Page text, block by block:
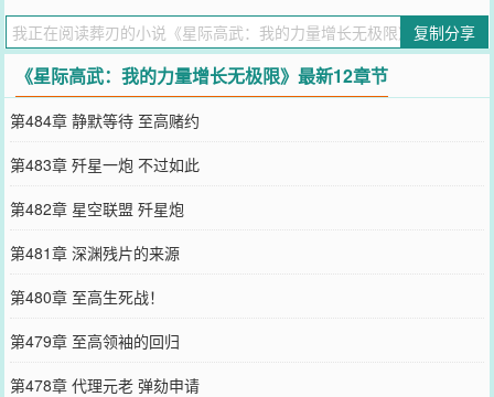
上繁星\n人族之外，宇宙灾祸的威胁近在咫尺，无数星际文明更是虎
视眈眈，多方的战争更是持续了百万年、千万年之久......\n作为穿越者
的谛仓，只是武道人族内芸芸众生的一员，咋一看没有任何特殊之
处。\n当然，作为主角，他有挂。\n【杀死一名知性生命，力量
+1】\n简单粗暴，通俗易懂。\n力量再次增强，谛仓看着这仿佛没有
上限的金手指，嘴角含笑：“开了，就是爽。”\n————————\n毕
业之后，自称废物的谛仓，和全班同学一起被流放到了外城......法外
之地。\n他本打算依靠外挂，闯出一片天，作为自己未来登顶武神的
第一步。\n却发现自己的同学貌似一个个都开了——\n同学A：唯心武
道，资质逆天\n同学B：百世书，越死越强\n同学C：修士转世，底蕴
雄厚\n同学D：奇观系统，酷爱招募下属，大兴土木\n同学E：修炼一
天，顶别人修炼一年\n同学F：深蓝加点，我的实力全靠自己的努力！
\n同学......\n看着这群没关的孽畜，谛仓释怀地笑了：\n“谁他妈才是主
角啊？”
您要是觉得《 星际高武：我的力量增长无极限
记向您QQ群和微博微信里的朋友推荐哦！
复制分享
《星际高武：我的力量增长无极限》最新12章节
第484章 静默等待 至高赌约
第483章 歼星一炮 不过如此
第482章 星空联盟 歼星炮
第481章 深渊残片的来源
第480章 至高生死战！
第479章 至高领袖的回归
第478章 代理元老 弹劾申请